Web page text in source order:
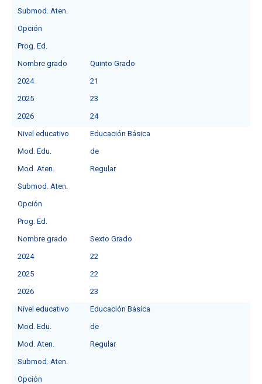
Submod. Aten.
Opción
Prog. Ed.
Nombre grado
Quinto Grado
2024
21
2025
23
2026
24
Nivel educativo
Educación Básica
Mod. Edu.
deㅤ
Mod. Aten.
Regular
Submod. Aten.
Opción
Prog. Ed.
Nombre grado
Sexto Grado
2024
22
2025
22
2026
23
Nivel educativo
Educación Básica
Mod. Edu.
de
Mod. Aten.
Regular
Submod. Aten.
Opción